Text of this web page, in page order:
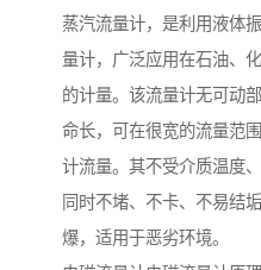
蒸汽流量计，是利用液体
量计，广泛应用在石油、
的计量。该流量计无可动
命长，可在很宽的流量范
计流量。其不受介质温度
同时不堵、不卡、不易结
爆，适用于恶劣环境。